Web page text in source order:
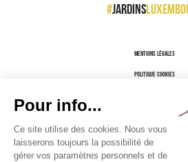
#jardins
Mentions légales
Politique cookies